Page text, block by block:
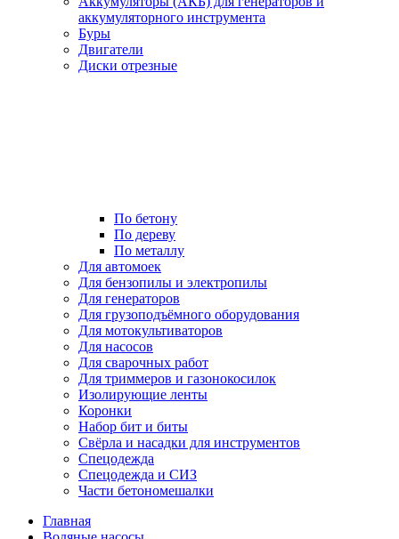
аккумуляторного инструмента
Буры
Двигатели
Диски отрезные
По бетону
По дереву
По металлу
Для автомоек
Для бензопилы и электропилы
Для генераторов
Для грузоподъёмного оборудования
Для мотокультиваторов
Для насосов
Для сварочных работ
Для триммеров и газонокосилок
Изолирующие ленты
Коронки
Набор бит и биты
Свёрла и насадки для инструментов
Спецодежда
Спецодежда и СИЗ
Части бетономешалки
Главная